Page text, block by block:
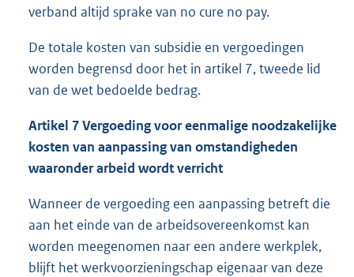
verband altijd sprake van no cure no pay.
De totale kosten van subsidie en vergoedingen
worden begrensd door het in artikel 7, tweede lid
van de wet bedoelde bedrag.
Artikel 7 Vergoeding voor eenmalige noodzakelijke
kosten van aanpassing van omstandigheden
waaronder arbeid wordt verricht
Wanneer de vergoeding een aanpassing betreft die
aan het einde van de arbeidsovereenkomst kan
worden meegenomen naar een andere werkplek,
blijft het werkvoorzieningschap eigenaar van deze